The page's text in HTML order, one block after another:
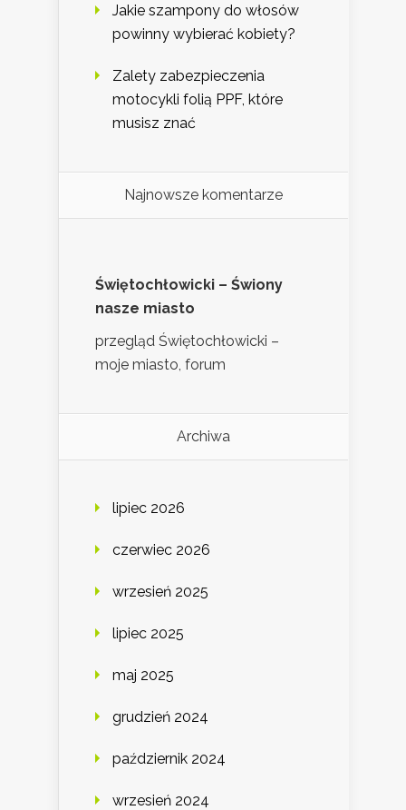
Jakie szampony do włosów
powinny wybierać kobiety?
Zalety zabezpieczenia
motocykli folią PPF, które
musisz znać
Najnowsze komentarze
Świętochłowicki – Świony
nasze miasto
przegląd Świętochłowicki –
moje miasto, forum
Archiwa
lipiec 2026
czerwiec 2026
wrzesień 2025
lipiec 2025
maj 2025
grudzień 2024
październik 2024
wrzesień 2024